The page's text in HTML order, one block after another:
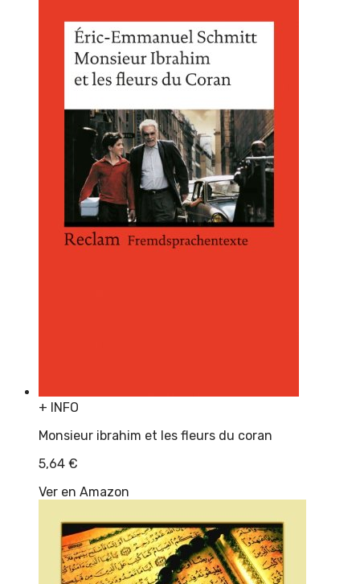
+ INFO
Monsieur ibrahim et les fleurs du coran
5,64 €
Ver en Amazon